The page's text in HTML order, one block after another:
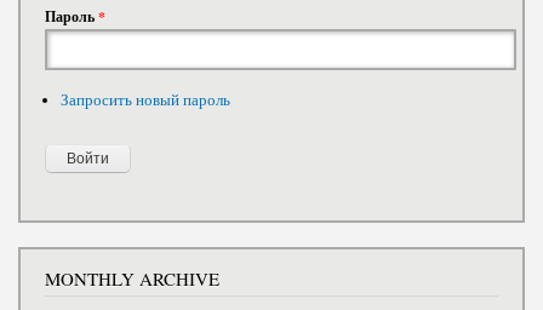
Пароль*
Запросить новый пароль
MONTHLY ARCHIVE